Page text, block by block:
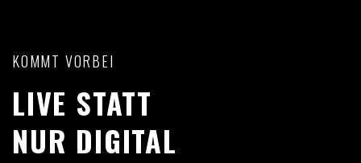
KOMMT VORBEI
LIVE STATT
NUR DIGITAL